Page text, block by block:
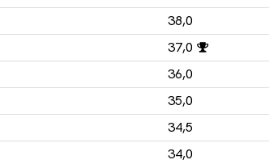
38,0
37,0
36,0
35,0
34,5
34,0